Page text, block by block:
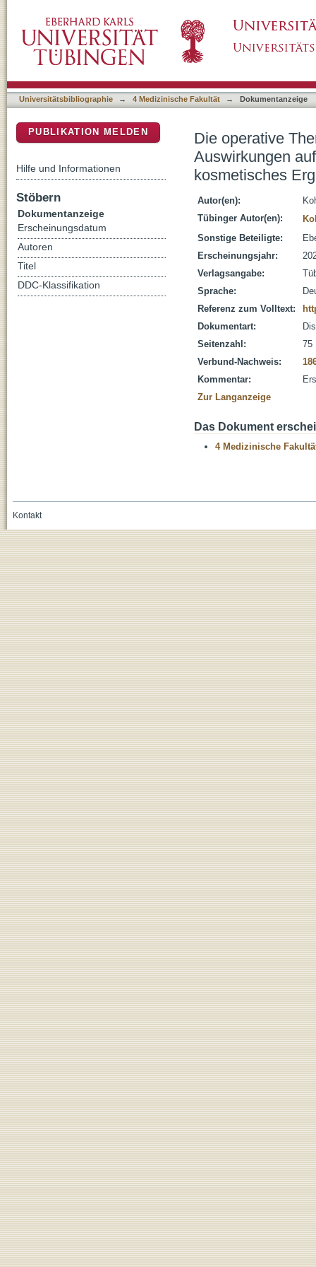
postoperatives Outcome und kosmetisches
Universitätsbibliographie → 4 Medizinische Fakultät → Dokumentanzeige
Die operative
Auswirkungen
kosmetisches
Autor(en):
Tübinger Autor(en):
Sonstige Beteiligte:
Erscheinungsjahr:
Verlagsangabe:
Sprache:
Referenz zum Volltext:
Dokumentart:
Seitenzahl:
75
Verbund-Nachweis:
Kommentar:
Zur Langanzeige
Das Dokument
4 Medizinische
PUBLIKATION MELDEN
Hilfe und Informationen
Stöbern
Dokumentanzeige
Erscheinungsdatum
Autoren
Titel
DDC-Klassifikation
Kontakt